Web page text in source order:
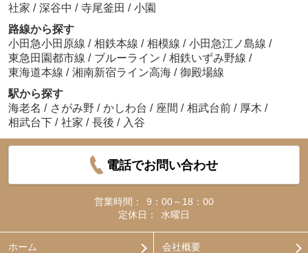
社家 / 深谷中 / 寺尾釜田 / 小園
路線から探す
小田急小田原線 / 相鉄本線 / 相模線 / 小田急江ノ島線 /
東急田園都市線 / ブルーライン / 相鉄いずみ野線 /
東海道本線 / 湘南新宿ライン高海 / 御殿場線
駅から探す
海老名 / さがみ野 / かしわ台 / 座間 / 相武台前 / 厚木 /
相武台下 / 社家 / 長後 / 入谷
電話でお問い合わせ
営業時間：
9：00～18：00
定休日：
水曜日
ホーム 会社概要